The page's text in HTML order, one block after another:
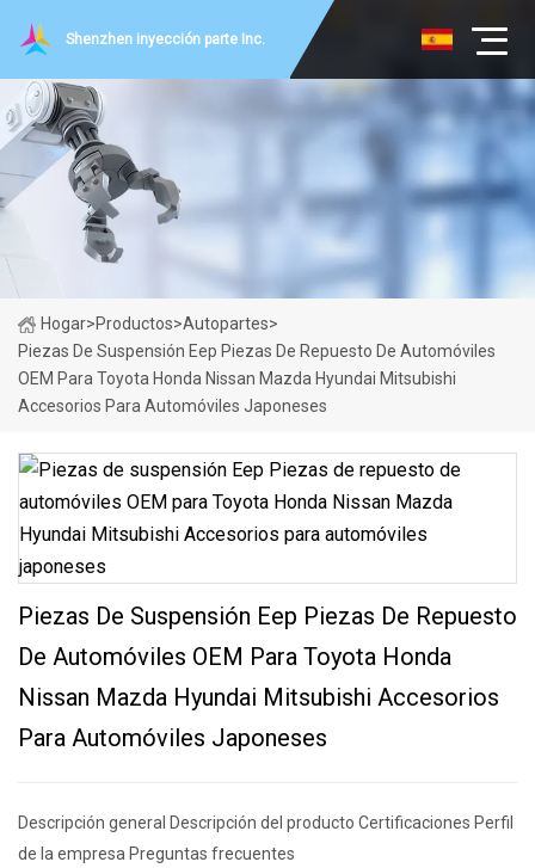
Shenzhen inyección parte Inc.
Hogar>Productos>Autopartes>
Piezas De Suspensión Eep Piezas De Repuesto De Automóviles
OEM Para Toyota Honda Nissan Mazda Hyundai Mitsubishi
Accesorios Para Automóviles Japoneses
Piezas De Suspensión Eep Piezas De Repuesto
De Automóviles OEM Para Toyota Honda
Nissan Mazda Hyundai Mitsubishi Accesorios
Para Automóviles Japoneses
Descripción general Descripción del producto Certificaciones Perfil
de la empresa Preguntas frecuentes